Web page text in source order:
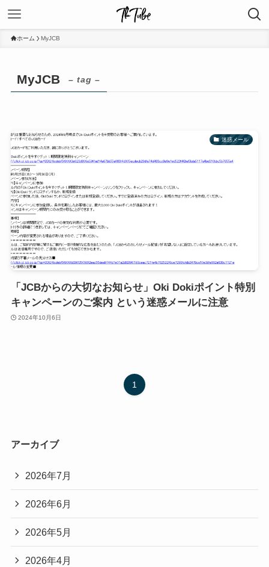
ホーム MyJCB
MyJCB – tag –
迷惑メール
「JCBからの大切なお知らせ」Oki Dokiポイント特別
キャンペーンのご案内 という迷惑メールに注意
2024年10月6日
1
アーカイブ
2026年7月
2026年6月
2026年5月
2026年4月